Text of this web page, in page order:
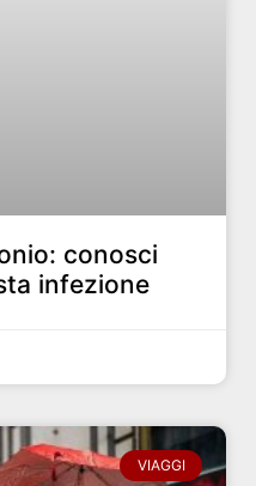
conosci
infezione
VIAGGI